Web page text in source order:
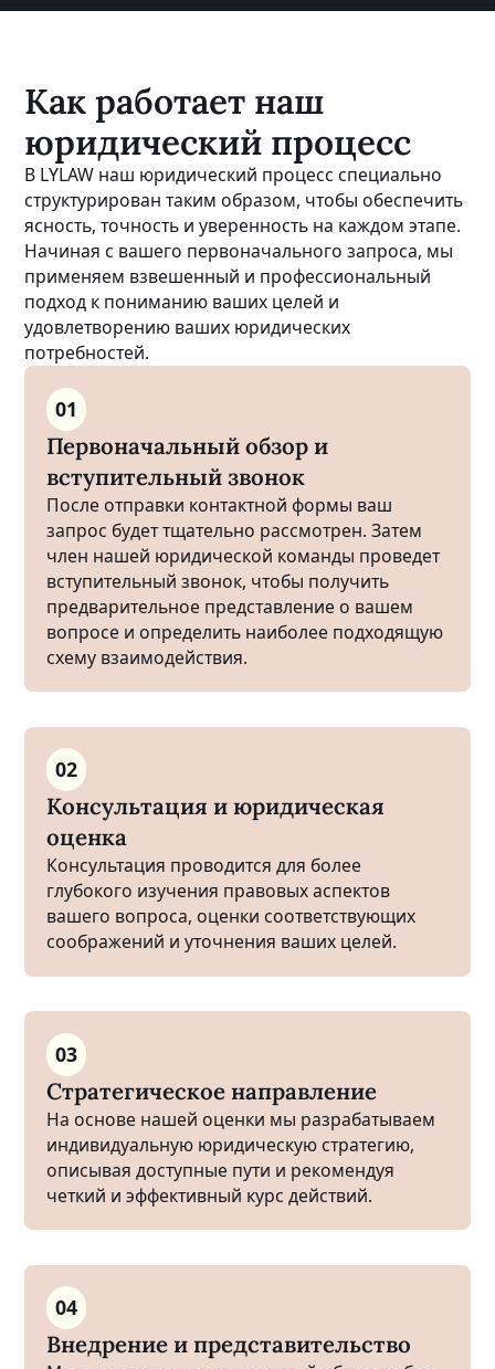
Как работает наш
юридический процесс
В LYLAW наш юридический процесс специально
структурирован таким образом, чтобы обеспечить
ясность, точность и уверенность на каждом этапе.
Начиная с вашего первоначального запроса, мы
применяем взвешенный и профессиональный
подход к пониманию ваших целей и
удовлетворению ваших юридических
потребностей.
01
Первоначальный обзор и
вступительный звонок
После отправки контактной формы ваш
запрос будет тщательно рассмотрен. Затем
член нашей юридической команды проведет
вступительный звонок, чтобы получить
предварительное представление о вашем
вопросе и определить наиболее подходящую
схему взаимодействия.
02
Консультация и юридическая
оценка
Консультация проводится для более
глубокого изучения правовых аспектов
вашего вопроса, оценки соответствующих
соображений и уточнения ваших целей.
03
Стратегическое направление
На основе нашей оценки мы разрабатываем
индивидуальную юридическую стратегию,
описывая доступные пути и рекомендуя
четкий и эффективный курс действий.
04
Внедрение и представительство